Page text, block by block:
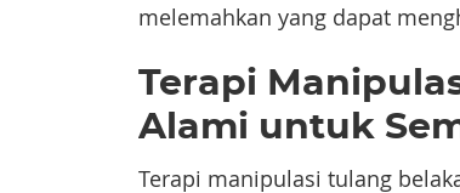
melemahkan yang dapat
Terapi
Alami untuk
Terapi manipulasi tulang